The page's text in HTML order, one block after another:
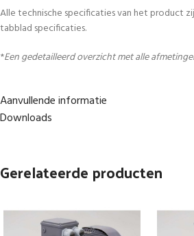
Alle technische specificaties van het product
tabblad specificaties.
*Een gedetailleerd overzicht met alle
Aanvullende informatie
Downloads
Gerelateerde producten